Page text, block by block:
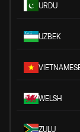
URDU
UZBEK
WELSH
ZULU